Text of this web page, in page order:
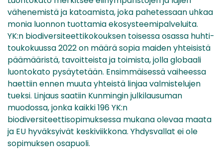
vähenemistä ja katoamista, joka pahetessaan uhkaa
monia luonnon tuottamia ekosysteemipalveluita.
YK:n biodiversiteettikokouksen toisessa osassa huhti-
toukokuussa 2022 on määrä sopia maiden yhteisistä
päämääristä, tavoitteista ja toimista, jolla globaali
luontokato pysäytetään. Ensimmäisessä vaiheessa
haettiin ennen muuta yhteistä linjaa valmistelujen
tueksi. Linjaus saatiin Kunmingin julkilausuman
muodossa, jonka kaikki 196 YK:n
biodiversiteettisopimuksessa mukana olevaa maata
ja EU hyväksyivät keskiviikkona. Yhdysvallat ei ole
sopimuksen osapuoli.